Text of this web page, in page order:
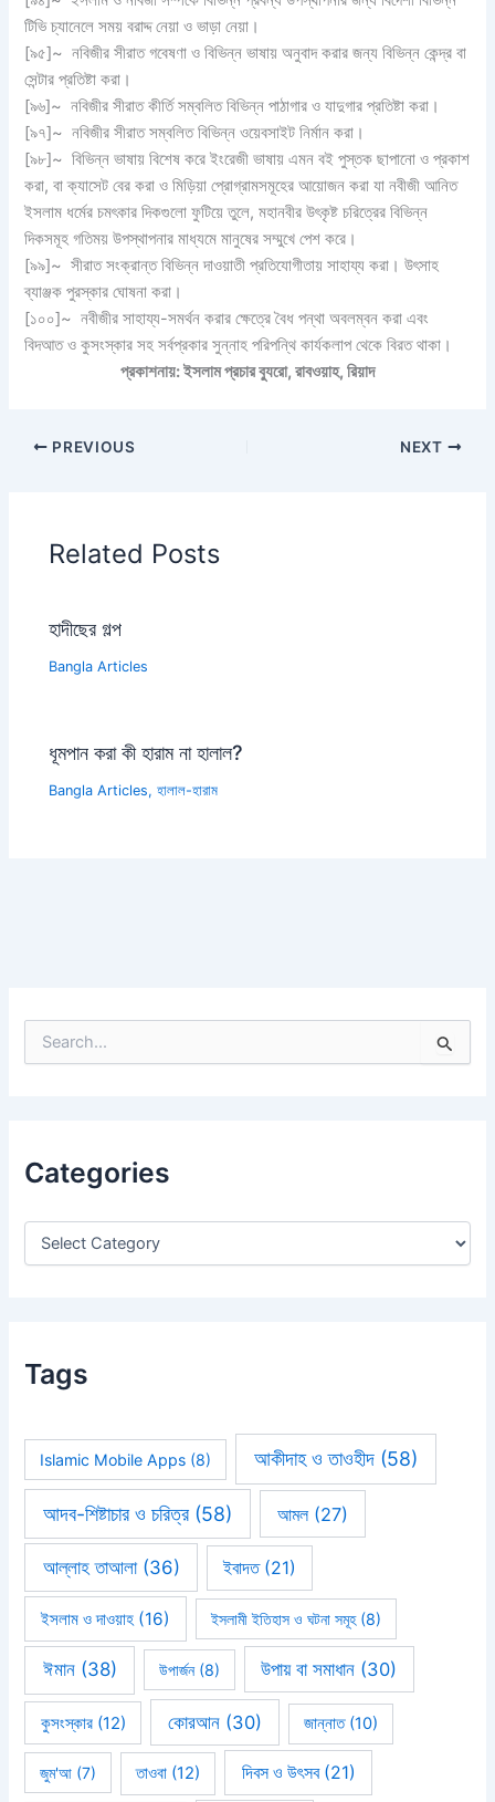
টিভি চ্যানেলে সময় বরাদ্দ নেয়া ও ভাড়া নেয়া।
[৯৫]~ নবিজীর সীরাত গবেষণা ও বিভিন্ন ভাষায় অনুবাদ করার জন্য বিভিন্ন কেন্দ্র বা
সেন্টার প্রতিষ্টা করা।
[৯৬]~ নবিজীর সীরাত কীর্তি সম্বলিত বিভিন্ন পাঠাগার ও যাদুগার প্রতিষ্টা করা।
[৯৭]~ নবিজীর সীরাত সম্বলিত বিভিন্ন ওয়েবসাইট নির্মান করা।
[৯৮]~ বিভিন্ন ভাষায় বিশেষ করে ইংরেজী ভাষায় এমন বই পুস্তক ছাপানো ও প্রকাশ
করা, বা ক্যাসেট বের করা ও মিড়িয়া প্রোগ্রামসমূহের আয়োজন করা যা নবীজী আনিত
ইসলাম ধর্মের চমৎকার দিকগুলো ফুটিয়ে তুলে, মহানবীর উৎকৃষ্ট চরিত্রের বিভিন্ন
দিকসমূহ গতিময় উপস্থাপনার মাধ্যমে মানুষের সম্মুখে পেশ করে।
[৯৯]~ সীরাত সংক্রান্ত বিভিন্ন দাওয়াতী প্রতিযোগীতায় সাহায্য করা। উৎসাহ
ব্যাঞ্জক পুরস্কার ঘোষনা করা।
[১০০]~ নবীজীর সাহায্য-সমর্থন করার ক্ষেত্রে বৈধ পন্থা অবলম্বন করা এবং
বিদআত ও কুসংস্কার সহ সর্বপ্রকার সুন্নাহ পরিপন্থি কার্যকলাপ থেকে বিরত থাকা।
প্রকাশনায়:ইসলাম প্রচার ব্যুরো, রাবওয়াহ, রিয়াদ
PREVIOUS NEXT
Related Posts
হাদীছের গল্প
Bangla Articles
ধূমপান করা কী হারাম না হালাল?
Bangla Articles,হালাল-হারাম
e
f
r
Categories
Tags
Islamic Mobile Apps (8) আকীদাহ ও তাওহীদ(58)
আদব-শিষ্টাচার ও চরিত্র(58) আমল(27)
আল্লাহ তাআলা(36) ইবাদত(21)
ইসলাম ও দাওয়াহ (16) ইসলামী ইতিহাস ও ঘটনা সমূহ(8)
ঈমান(38) উপার্জন(8) উপায় বা সমাধান (30)
কুসংস্কার(12) কোরআন (30) জান্নাত(10)
জুম'আ (7) তাওবা (12) দিবস ও উৎসব(21)